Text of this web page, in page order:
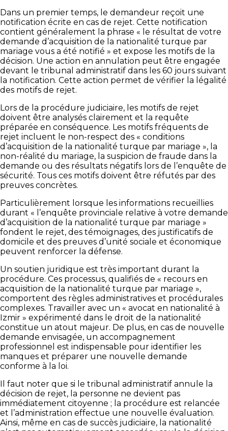
Dans un premier temps, le demandeur reçoit une
notification écrite en cas de rejet. Cette notification
contient généralement la phrase « le résultat de votre
demande d’acquisition de la nationalité turque par
mariage vous a été notifié » et expose les motifs de la
décision. Une action en annulation peut être engagée
devant le tribunal administratif dans les 60 jours suivant
la notification. Cette action permet de vérifier la légalité
des motifs de rejet.
Lors de la procédure judiciaire, les motifs de rejet
doivent être analysés clairement et la requête
préparée en conséquence. Les motifs fréquents de
rejet incluent le non-respect des « conditions
d’acquisition de la nationalité turque par mariage », la
non-réalité du mariage, la suspicion de fraude dans la
demande ou des résultats négatifs lors de l’enquête de
sécurité. Tous ces motifs doivent être réfutés par des
preuves concrètes.
Particulièrement lorsque les informations recueillies
durant « l’enquête provinciale relative à votre demande
d’acquisition de la nationalité turque par mariage »
fondent le rejet, des témoignages, des justificatifs de
domicile et des preuves d’unité sociale et économique
peuvent renforcer la défense.
Un soutien juridique est très important durant la
procédure. Ces processus, qualifiés de « recours en
acquisition de la nationalité turque par mariage »,
comportent des règles administratives et procédurales
complexes. Travailler avec un « avocat en nationalité à
Izmir » expérimenté dans le droit de la nationalité
constitue un atout majeur. De plus, en cas de nouvelle
demande envisagée, un accompagnement
professionnel est indispensable pour identifier les
manques et préparer une nouvelle demande
conforme à la loi.
Il faut noter que si le tribunal administratif annule la
décision de rejet, la personne ne devient pas
immédiatement citoyenne ; la procédure est relancée
et l’administration effectue une nouvelle évaluation.
Ainsi, même en cas de succès judiciaire, la nationalité